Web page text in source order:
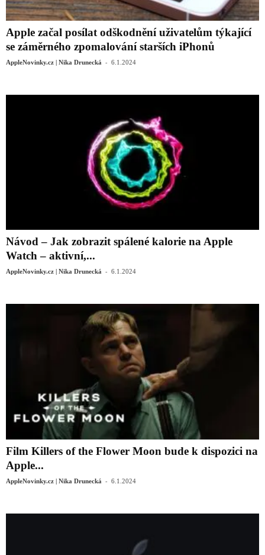
Apple začal posílat odškodnění uživatelům týkající
se záměrného zpomalování starších iPhonů
AppleNovinky.cz | Nika Drunecká - 6.1.2024
Návod – Jak zobrazit spálené kalorie na Apple
Watch – aktivní,...
AppleNovinky.cz | Nika Drunecká - 6.1.2024
Film Killers of the Flower Moon bude k dispozici na
Apple...
AppleNovinky.cz | Nika Drunecká - 6.1.2024